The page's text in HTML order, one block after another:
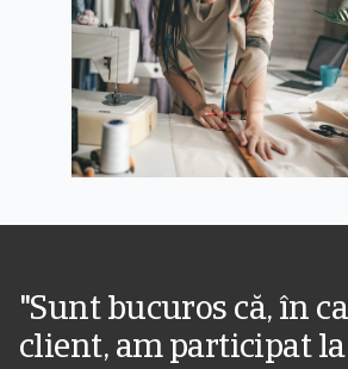
"Sunt bucuros că, în
client, am participat la